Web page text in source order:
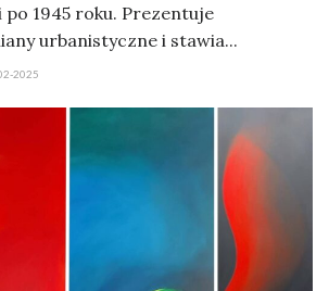
po 1945 roku. Prezentuje
urbanistyczne i stawia...
2025